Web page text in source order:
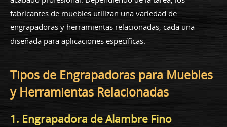
fabricantes de muebles utilizan una variedad de
engrapadoras y herramientas relacionadas, cada una
diseñada para aplicaciones específicas.
Tipos de Engrapadoras para Muebles
y Herramientas Relacionadas
1. Engrapadora de Alambre Fino